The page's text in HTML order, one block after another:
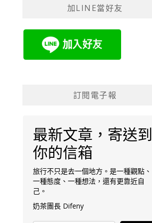
加LINE當好友
訂閱電子報
最新文章，寄送到
你的信箱
旅行不只是去一個地方。是一種觀點、
一種態度、一種想法，還有更靠近自
己。
奶茶團長 Difeny